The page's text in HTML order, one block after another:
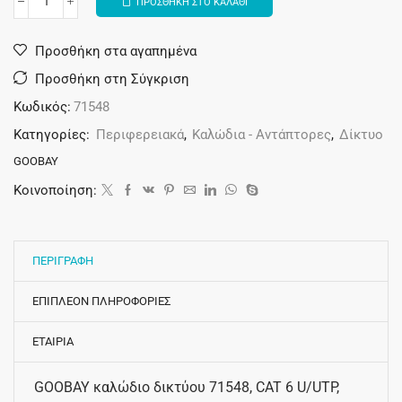
Προσθήκη στα αγαπημένα
Προσθήκη στη Σύγκριση
Κωδικός: 71548
Κατηγορίες: Περιφερειακά, Καλώδια - Αντάπτορες, Δίκτυο
GOOBAY
Κοινοποίηση:
ΠΕΡΙΓΡΑΦΗ
ΕΠΙΠΛΕΟΝ ΠΛΗΡΟΦΟΡΙΕΣ
ΕΤΑΙΡΙΑ
GOOBAY καλώδιο δικτύου 71548, CAT 6 U/UTP,